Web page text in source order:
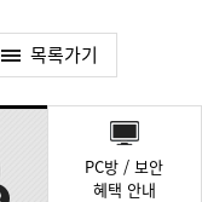
목록가기
PC방 / 보안
혜택 안내